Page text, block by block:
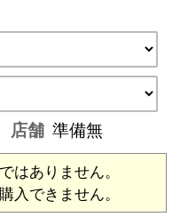
店舗 準備無
はありません。
入できません。